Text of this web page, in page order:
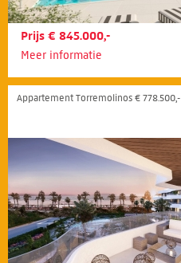
Prijs € 845.000,-
Meer informatie
Appartement Torremolinos € 778.500,-